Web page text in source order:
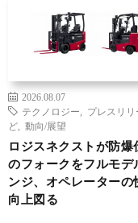
2026.08.07
テクノロジー
プレスリリ
ど
動向/展望
ロジスネクストが防爆
のフォークをフルモデ
ンジ、オペレーターの
向上図る